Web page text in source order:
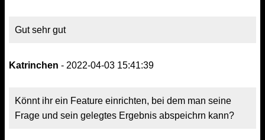
Gut sehr gut
Katrinchen - 2022-04-03 15:41:39
Könnt ihr ein Feature einrichten, bei dem man seine
Frage und sein gelegtes Ergebnis abspeichrn kann?